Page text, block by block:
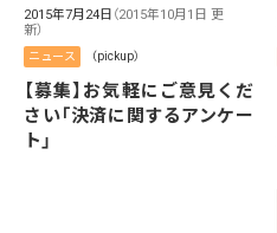
2015年7月24日 （2015年10月1日 更
新）
ニュース （pickup）
【募集】お気軽にご意見くだ
さい「決済に関するアンケー
ト」